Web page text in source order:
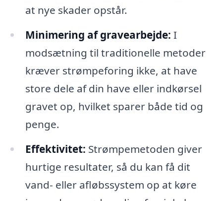
at nye skader opstår.
Minimering af gravearbejde: I
modsætning til traditionelle metoder
kræver strømpeforing ikke, at have
store dele af din have eller indkørsel
gravet op, hvilket sparer både tid og
penge.
Effektivitet: Strømpemetoden giver
hurtige resultater, så du kan få dit
vand- eller afløbssystem op at køre